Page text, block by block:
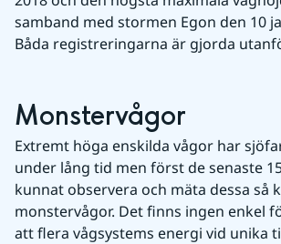
samband med stormen Egon den 10
Båda registreringarna är gjorda
Monstervågor
Extremt höga enskilda vågor har
under lång tid men först de senaste
kunnat observera och mäta dessa så
monstervågor. Det finns ingen enkel
att flera vågsystems energi vid unika